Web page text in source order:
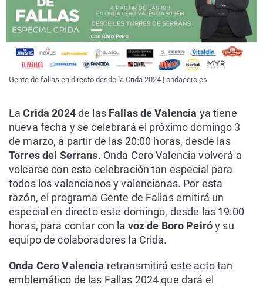
Gente de fallas en directo desde la Crida 2024 | ondacero.es
LaCrida 2024de las Fallas de Valencia ya tiene
nueva fecha y se celebrará el próximo domingo 3
de marzo, a partir de las 20:00 horas, desde las
Torres del Serrans. Onda Cero Valencia volverá a
volcarse con esta celebración tan especial para
todos los valencianos y valencianas. Por esta
razón, el programa Gente de Fallas emitirá un
especial en directo este domingo, desde las 19:00
horas, para contar con la voz de Boro Peiróy su
equipo de colaboradores la Crida.
Onda Cero Valencia retransmitirá este acto tan
emblemático de las Fallas 2024 que dará el